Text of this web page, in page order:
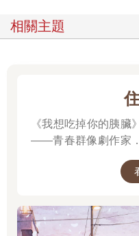
相關主題
《我想吃掉你的胰臟
——青春群像劇作家．
誤的「告白大作戰
「重啟」小說！我